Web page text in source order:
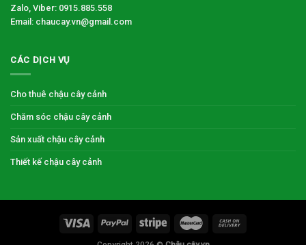
Zalo, Viber: 0915.885.558
Email: chaucay.vn@gmail.com
CÁC DỊCH VỤ
Cho thuê chậu cây cảnh
Chăm sóc chậu cây cảnh
Sản xuất chậu cây cảnh
Thiết kế chậu cây cảnh